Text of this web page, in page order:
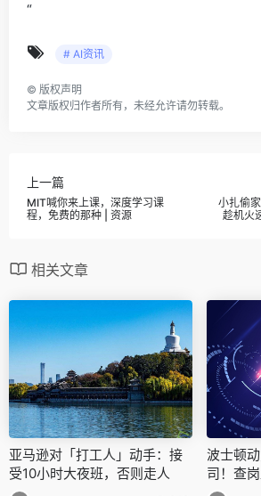
“
# AI资讯
© 版权声明
文章版权归作者所有，未经允许请勿转载。
上一篇
MIT喊你来上课，深度学习课
程，免费的那种 | 资源
小扎偷
趁机火
相关文章
亚马逊对「打工人」动手：接
受10小时大夜班，否则走人
波士顿
司！查
它永远不